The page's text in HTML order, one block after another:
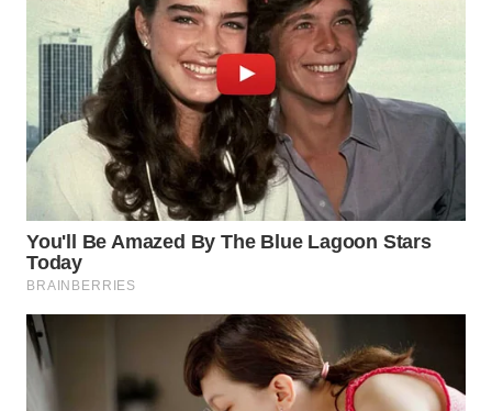
CIREBON
WN
INDRAMAYU
KUNINGAN
WN
MAJALENGKA
SUBANG